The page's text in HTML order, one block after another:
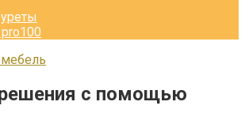
с помощью